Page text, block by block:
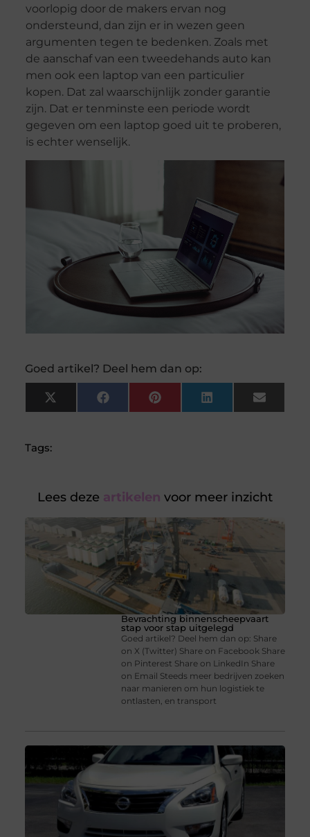
voorlopig door de makers ervan nog
ondersteund, dan zijn er in wezen geen
argumenten tegen te bedenken. Zoals met
de aanschaf van een tweedehands auto kan
men ook een laptop van een particulier
kopen. Dat zal waarschijnlijk zonder garantie
zijn. Dat er tenminste een periode wordt
gegeven om een laptop goed uit te proberen,
is echter wenselijk.
Goed artikel? Deel hem dan op:
X
(Twitter)
FacebookPinterest LinkedIn Email
Tags:
Lees deze artikelen voor meer inzicht
Bevrachting binnenscheepvaart
stap voor stap uitgelegd
Goed artikel? Deel hem dan op: Share
on X (Twitter) Share on Facebook Share
on Pinterest Share on LinkedIn Share
on Email Steeds meer bedrijven zoeken
naar manieren om hun logistiek te
ontlasten, en transport